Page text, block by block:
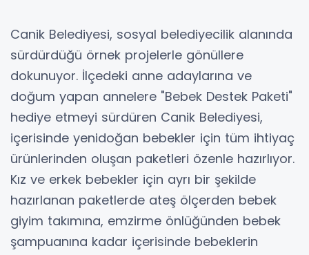
Canik Belediyesi, sosyal belediyecilik alanında
sürdürdüğü örnek projelerle gönüllere
dokunuyor. İlçedeki anne adaylarına ve
doğum yapan annelere "Bebek Destek Paketi"
hediye etmeyi sürdüren Canik Belediyesi,
içerisinde yenidoğan bebekler için tüm ihtiyaç
ürünlerinden oluşan paketleri özenle hazırlıyor.
Kız ve erkek bebekler için ayrı bir şekilde
hazırlanan paketlerde ateş ölçerden bebek
giyim takımına, emzirme önlüğünden bebek
şampuanına kadar içerisinde bebeklerin